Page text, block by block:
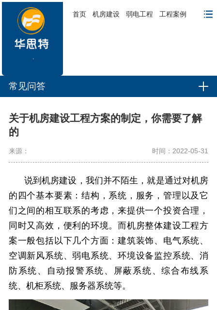
首页 机房建设 弱电工程 工程案例
常见问答
关于机房建设工程方案的制定，你需要了解
的
来源： 时间：2022-05-31
说到机房建设 ，我们并不陌生，就是通过对机房
的四个基本要素：结构，系统，服务，管理以及它
们之间的相互联系的考虑，来提供一个投资合理，
同时又高效，便利的环境。而机房整体建设工程方
案一般包括以下几个方面：建筑装饰、电气系统、
空调新风系统、弱电系统、环境设备监控系统、消
防系统、自动报警系统、屏蔽系统、综合布线系
统、机柜系统、服务器系统等。